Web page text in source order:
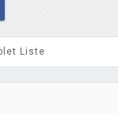
Liste